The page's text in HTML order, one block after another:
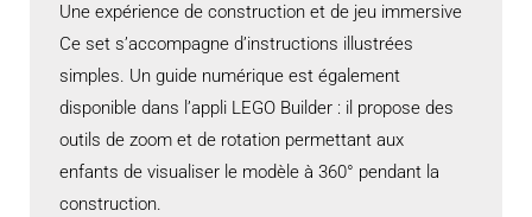
Une expérience de construction et de jeu immersive
Ce set s’accompagne d’instructions illustrées
simples. Un guide numérique est également
disponible dans l’appli LEGO Builder : il propose des
outils de zoom et de rotation permettant aux
enfants de visualiser le modèle à 360° pendant la
construction.